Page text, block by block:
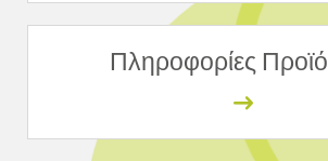
Πληροφορίες